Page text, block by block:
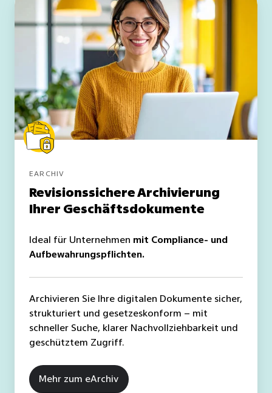
Archivierung
Ihrer
Geschäftsdokumente
EARCHIV
Revisionssichere Archivierung
Ihrer Geschäftsdokumente
Ideal für Unternehmen mit Compliance- und
Aufbewahrungspflichten.
Archivieren Sie Ihre digitalen Dokumente sicher,
strukturiert und gesetzeskonform – mit
schneller Suche, klarer Nachvollziehbarkeit und
geschütztem Zugriff.
Mehr zum eArchiv